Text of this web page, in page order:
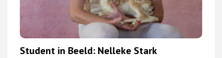
Student in Beeld: Nelleke Stark